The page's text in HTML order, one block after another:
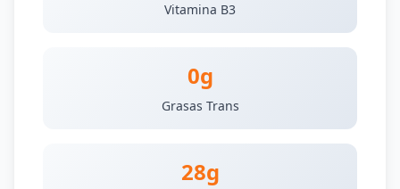
Vitamina B3
0g
Grasas Trans
28g